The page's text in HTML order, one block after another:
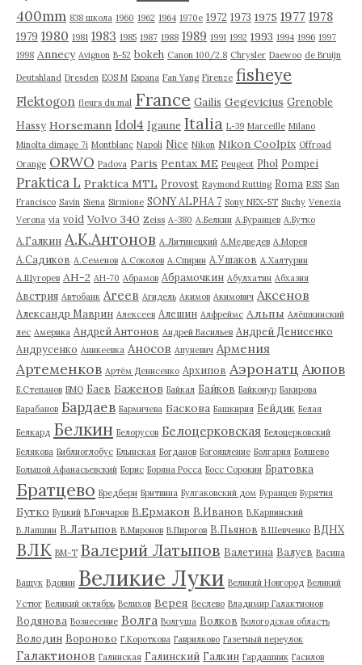
400mm 838 школа 1960 1962 1964 1970е 1972 1973 1975 1977 1978
1979 1980 1981 1983 1985 1987 1988 1989 1991 1992 1993 1994 1996 1997
1998 Annecy Avignon B-52 bokeh Canon 100/2.8 Chrysler Daewoo de Bruijn
Deutshland Dresden EOS M Espana Fan Yang Firenze fisheye
Flektogon fleurs du mal France Gailis Gegevicius Grenoble
Hassy Horsemann Idol4 Igaune Italia L-39 Marceille Milano
Minolta dimage 7i Montblanc Napoli Nice Nikon Nikon Coolpix Offroad
Orange ORWO Padova Paris Pentax ME Peugeot Phol Pompei
Praktica L Praktica MTL Provost Raymond Rutting Roma RSS San
Francisco Savin Siena Sirmione SONY ALPHA 7 Sony NEX-5T Suchy Venezia
Verona via void Volvo 340 Zeiss А-380 А.Белкин А.Буранцев А.Бутко
А.Галкин А.К.Антонов А.Литинецкий А.Медведев А.Морев
А.Садиков А.Семенов А.Соколов А.Спирин А.Ушаков А.Халтурин
А.Щугорев АН-2 АН-70 Абрамов Абрамочкин Абулхатин Абхазия
Австрия Автобанк Агеев Агидель Акимов Акимович Аксенов
Александр Маврин Алексеев Алешин Алфреймс Альпы Алёшкинский
лес Америка Андрей Антонов Андрей Васильев Андрей Денисенко
Андрусенко Аникеевка Аносов Апуневич Армения
Артеменков Артём Денисенко Архипов Аэронатц Аюпов
Б.Степанов БМО Баев Баженов Байкал Байков Байконур Бакирова
Барабанов Бардаев Бармичева Баскова Башкирия Бейдик Белая
Белкард Белкин Белорусов Белоцерковская Белоцерковский
Белякова Библиоглобус Блынская Богданов Богоявление Болгария Болшево
Большой Афанасьевский Борис Боряна Росса Босс Сорокин Братовка
Братцево Бредбери Бритвина Булгаковский дом Буранцев Бурятия
Бутко Буцкий В.Гончаров В.Ермаков В.Иванов В.Карпинский
В.Лапшин В.Латыпов В.Миронов В.Пирогов В.Пьянов В.Шевченко ВДНХ
ВЛК ВМ-Т Валерий Латыпов Валетина Валуев Васина
Ващук Вдовин Великие Луки Великий Новгород Великий
Устюг Великий октябрь Велихов Верея Веслево Владимир Галактионов
Водянова Вознесение Волга Волгуша Волков Вологодская область
Володин Вороново Г.Короткова Гаврилково Газетный переулок
Галактионов Галинская Галинский Галкин Гардашник Гасилов